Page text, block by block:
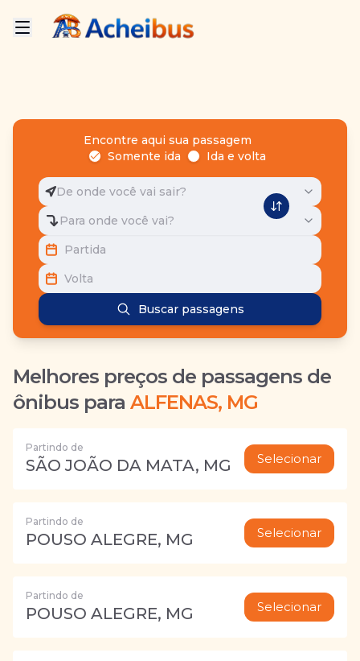
Encontre aqui sua passagem
Somente ida
Ida e volta
De onde você vai sair?
Para onde você vai?
Partida
Volta
Buscar passagens
Melhores preços de passagens de
ônibus para ALFENAS, MG
Partindo de
SÃO JOÃO DA MATA, MG Selecionar
Partindo de
POUSO ALEGRE, MG Selecionar
Partindo de
POUSO ALEGRE, MG Selecionar